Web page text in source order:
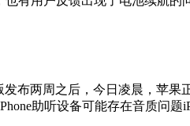
布两周之后，今日凌晨，苹
助听设备可能存在音质问题